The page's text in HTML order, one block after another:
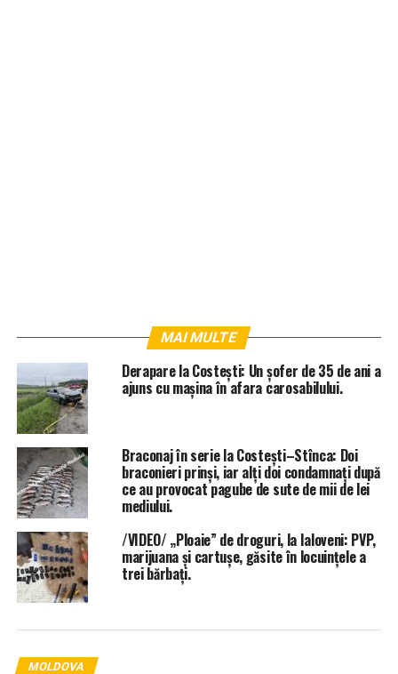
MAI MULTE
Derapare la Costești: Un șofer de 35 de ani a
ajuns cu mașina în afara carosabilului.
Braconaj în serie la Costești–Stînca: Doi
braconieri prinși, iar alți doi condamnați după
ce au provocat pagube de sute de mii de lei
mediului.
/VIDEO/ „Ploaie” de droguri, la Ialoveni: PVP,
marijuana și cartușe, găsite în locuințele a
trei bărbați.
MOLDOVA